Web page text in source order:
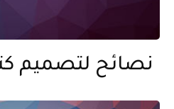
نصائح لتصميم